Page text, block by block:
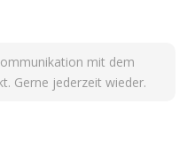
mit dem
Gerne jederzeit wieder.